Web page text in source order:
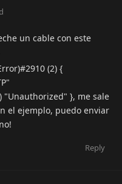
un cable con este
(2) {
"Unauthorized" }, me sale
el ejemplo, puedo enviar
Reply